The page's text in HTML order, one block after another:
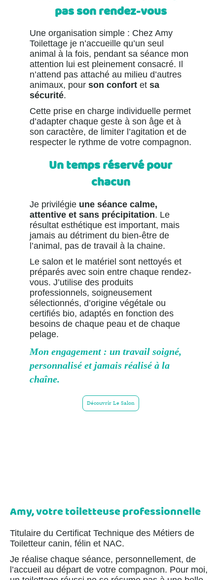
pas son rendez-vous
Une organisation simple : Chez Amy
Toilettage je n’accueille qu’un seul
animal à la fois, pendant sa séance mon
attention lui est pleinement consacré. Il
n’attend pas attaché au milieu d’autres
animaux, pour son confort et sa
sécurité.
Cette prise en charge individuelle permet
d’adapter chaque geste à son âge et à
son caractère, de limiter l’agitation et de
respecter le rythme de votre compagnon.
Un temps réservé pour
chacun
Je privilégie une séance calme,
attentive et sans précipitation. Le
résultat esthétique est important, mais
jamais au détriment du bien-être de
l’animal, pas de travail à la chaine.
Le salon et le matériel sont nettoyés et
préparés avec soin entre chaque rendez-
vous. J’utilise des produits
professionnels, soigneusement
sélectionnés, d’origine végétale ou
certifiés bio, adaptés en fonction des
besoins de chaque peau et de chaque
pelage.
Mon engagement : un travail soigné,
personnalisé et jamais réalisé à la
chaîne.
Découvrir Le Salon
Amy, votre toiletteuse professionnelle
Titulaire du Certificat Technique des Métiers de
Toiletteur canin, félin et NAC.
Je réalise chaque séance, personnellement, de
l’accueil au départ de votre compagnon. Pour moi,